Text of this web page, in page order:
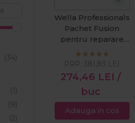
Wella Professionals
Pachet Fusion
pentru reparare
intensa: sampon
250ml + masca
150ml + tratament
70ml
274,46 LEI /
buc
PRP:381,83 LEI
Adauga in cos